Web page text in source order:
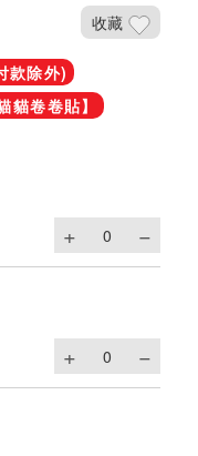
收藏
款除外)
貓卷卷貼】